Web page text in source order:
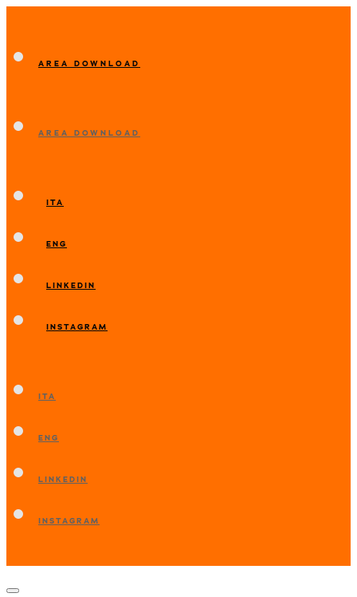
AREA DOWNLOAD
AREA DOWNLOAD
ITA
ENG
LINKEDIN
INSTAGRAM
ITA
ENG
LINKEDIN
INSTAGRAM